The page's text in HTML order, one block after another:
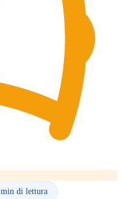
min di lettura